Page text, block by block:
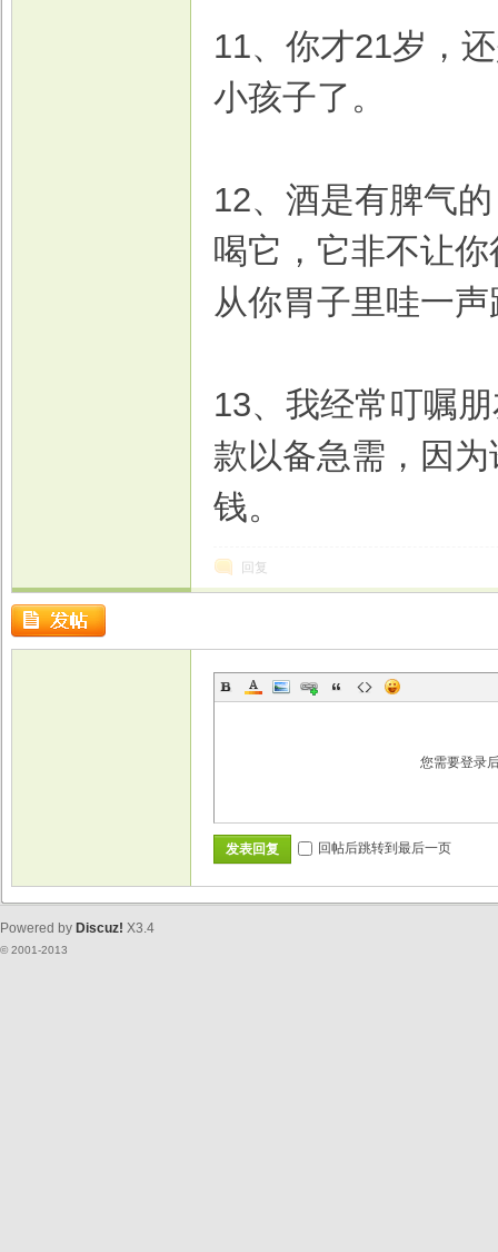
11、你才21岁，
小孩子了。
12、酒是有脾气
喝它，它非不让
从你胃子里哇一
13、我经常叮嘱
款以备急需，因
钱。
回复
您需要登录
发表回复 回帖后跳转到最后一页
Powered by Discuz! X3.4
© 2001-2013